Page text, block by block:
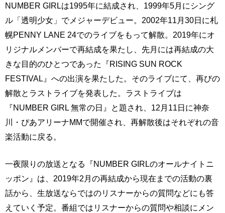
NUMBER GIRLは1995年に結成され、1999年5月にシング
ル「透明少女」でメジャーデビュー。2002年11月30日に札
幌PENNY LANE 24でのライブをもって解散。2019年にオ
リジナルメンバーで再結成を果たし、先月には再結成の大
きな目的のひとつであった『RISING SUN ROCK
FESTIVAL』への出演を果たした。そのライブにて、再びの
解散とラストライブを発表した。ラストライブは
『NUMBER GIRL 無常の日』と題され、12月11日に神奈
川・ぴあアリーナMMで開催され、再解散後はそれぞれの音
楽活動に戻る。
一夜限りの放送となる『NUMBER GIRLのオールナイトニ
ッポン』は、2019年2月の再結成から現在までの活動の裏
話から、生放送ならではのリスナーからの質問などにも答
えていく予定。番組ではリスナーからの質問や相談にメン